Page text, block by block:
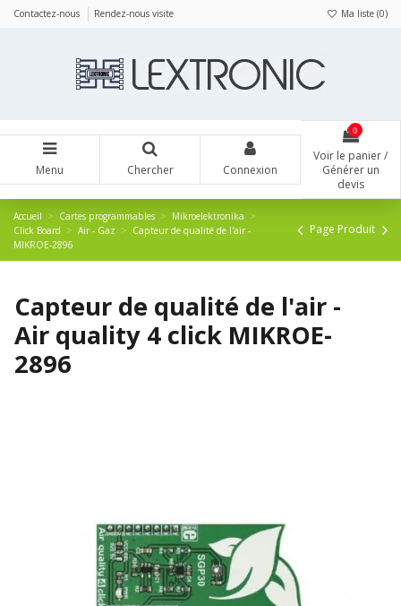
Contactez-nous Rendez-nous visite Ma liste (0)
Menu Chercher Connexion
0
Voir le panier /
Générer un
devis
Accueil Cartes programmables
Mikroelektronika
Click Board
Air - Gaz
Capteur de qualité de l'air -
MIKROE-2896
Page Produit
Capteur de qualité de l'air -
Air quality 4 click MIKROE-
2896
Panneau de gestion des cookies